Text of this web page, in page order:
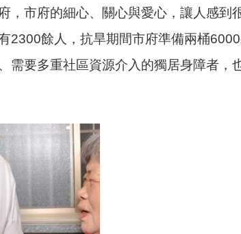
市府的細心、關心與愛心，讓人感到
餘人，抗旱期間市府準備兩桶
要多重社區資源介入的獨居身障者，